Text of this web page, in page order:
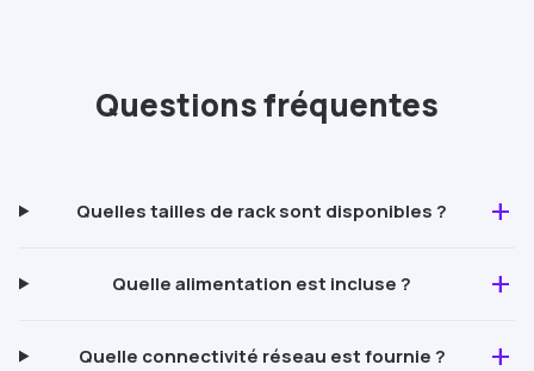
Questions fréquentes
Quelles tailles de rack sont disponibles ? add
Quelle alimentation est incluse ? add
Quelle connectivité réseau est fournie ? add